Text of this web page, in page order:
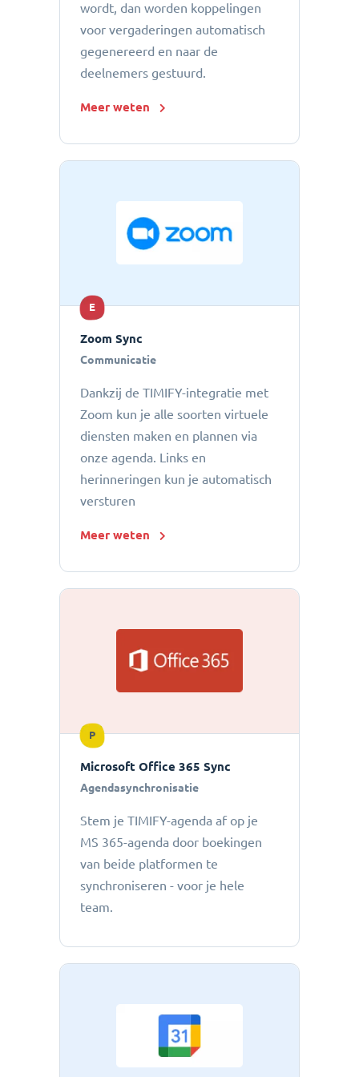
wordt, dan worden koppelingen
voor vergaderingen automatisch
gegenereerd en naar de
deelnemers gestuurd.
Meer weten
E
Zoom Sync
Communicatie
Dankzij de TIMIFY-integratie met
Zoom kun je alle soorten virtuele
diensten maken en plannen via
onze agenda. Links en
herinneringen kun je automatisch
versturen
Meer weten
P
Microsoft Office 365 Sync
Agendasynchronisatie
Stem je TIMIFY-agenda af op je
MS 365-agenda door boekingen
van beide platformen te
synchroniseren - voor je hele
team.